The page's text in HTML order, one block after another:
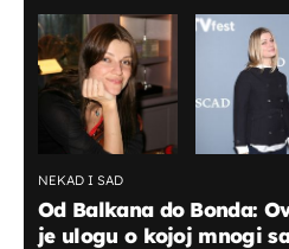
NEKAD I SAD
Od Balkana do Bonda:
je ulogu o kojoj mnogi